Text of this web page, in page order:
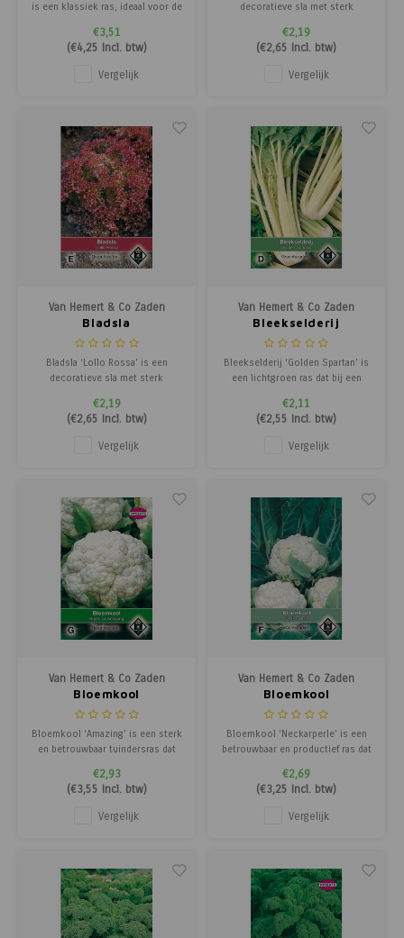
is een klassiek ras, ideaal voor de
Deze biet staat bekend om zijn
goede kleur en smaak en is
perfect voor tuiniers die eerste
verse bieten uit eigen tuin willen
€3,51
(€4,25 Incl. btw)
Vergelijk
decoratieve sla met sterk
voor gemengde en kleurrijke
salades. Het jonge, malse blad
kan als snijsla worden geoogst,
maar de sla kan ook als kleine
€2,19
(€2,65 Incl. btw)
Vergelijk
Van Hemert & Co Zaden
Bladsla
Bladsla ‘Lollo Rossa’ is een
decoratieve sla met sterk
kleurrijke salades. Het jonge,
malse blad kan als snijsla worden
geoogst voor garnering of
broodjes, maar de sla kan ook als
€2,19
(€2,65 Incl. btw)
Vergelijk
Van Hemert & Co Zaden
Bleekselderij
Bleekselderij ‘Golden Spartan’ is
een lichtgroen ras dat bij een
een groen-geel kleurtje krijgt. Dit
smakelijke en knapperige gewas
is ideaal voor soepen,
stoofgerechten, salades en als
€2,11
(€2,55 Incl. btw)
Vergelijk
Van Hemert & Co Zaden
Bloemkool
Bloemkool ‘Amazing’ is een sterk
en betrouwbaar tuindersras dat
zomer- en vroege herfstteelt. De
plant heeft een opgerichte groei
en is goed zelfdekbaar, waardoor
€2,93
(€3,55 Incl. btw)
Vergelijk
Van Hemert & Co Zaden
Bloemkool
Bloemkool ‘Neckarperle’ is een
betrouwbaar en productief ras dat
zomer- en vroege herfstteelt. De
planten vormen mooie, stevige
en fijnkorrelige kroppen met een
€2,69
(€3,25 Incl. btw)
Vergelijk